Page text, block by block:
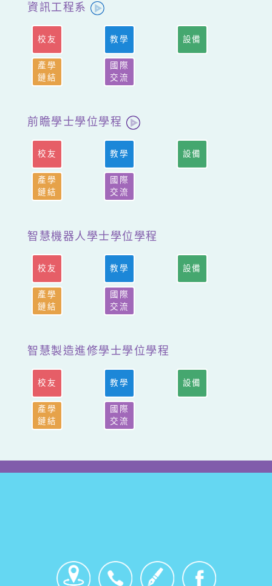
資訊工程系
校友 教學 設備
產學
鏈結
國際
交流
前瞻學士學位學程
校友 教學 設備
產學
鏈結
國際
交流
智慧機器人學士學位學程
校友 教學 設備
產學
鏈結
國際
交流
智慧製造進修學士學位學程
校友 教學 設備
產學
鏈結
國際
交流